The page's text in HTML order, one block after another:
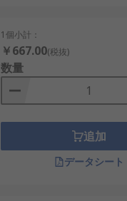
1個小計：
￥667.00(税抜)
数量
追加
データシート